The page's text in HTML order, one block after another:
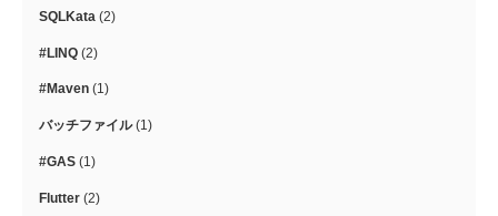
SQLKata (2)
#LINQ (2)
#Maven (1)
バッチファイル(1)
#GAS (1)
Flutter (2)